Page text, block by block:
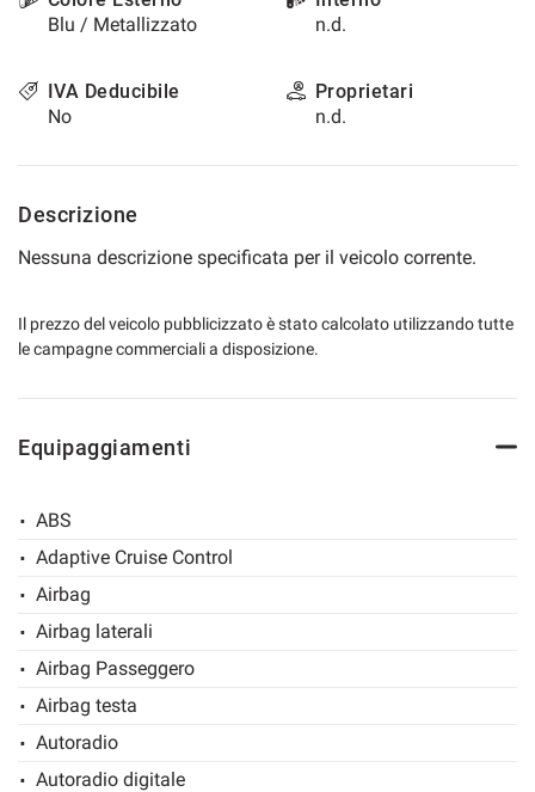
Blu / Metallizzato
n.d.
IVA Deducibile
No
Proprietari
n.d.
Descrizione
Nessuna descrizione specificata per il veicolo corrente.
Il prezzo del veicolo pubblicizzato è stato calcolato utilizzando tutte
le campagne commerciali a disposizione.
Equipaggiamenti
ABS
Adaptive Cruise Control
Airbag
Airbag laterali
Airbag Passeggero
Airbag testa
Autoradio
Autoradio digitale